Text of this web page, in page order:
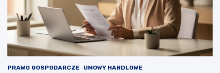
PRAWO GOSPODARCZE UMOWY HANDLOWE